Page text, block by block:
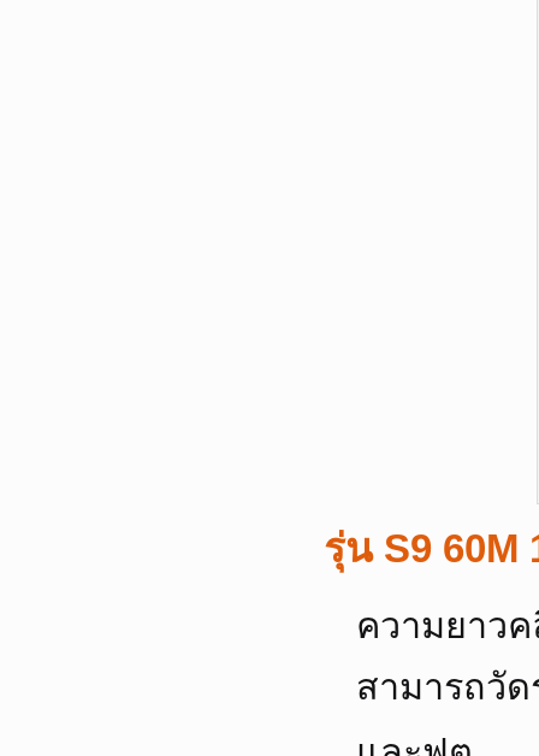
รุ่น S9 60M
ความยาว
สามารถวั
และฟุต